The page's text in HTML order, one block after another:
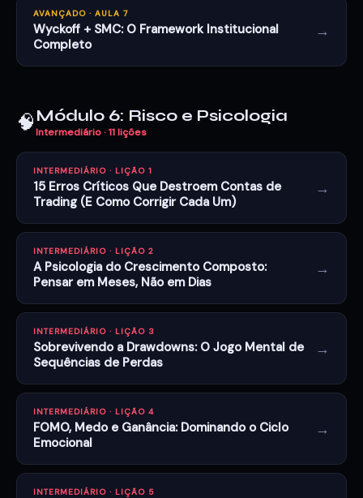
AVANÇADO · AULA 7
Wyckoff + SMC: O Framework Institucional
Completo
→
🧠 Módulo 6: Risco e Psicologia
Intermediário · 11 lições
INTERMEDIÁRIO · LIÇÃO 1
15 Erros Críticos Que Destroem Contas de
Trading (E Como Corrigir Cada Um)
→
INTERMEDIÁRIO · LIÇÃO 2
A Psicologia do Crescimento Composto:
Pensar em Meses, Não em Dias
→
INTERMEDIÁRIO · LIÇÃO 3
Sobrevivendo a Drawdowns: O Jogo Mental de
Sequências de Perdas
→
INTERMEDIÁRIO · LIÇÃO 4
FOMO, Medo e Ganância: Dominando o Ciclo
Emocional
→
INTERMEDIÁRIO · LIÇÃO 5